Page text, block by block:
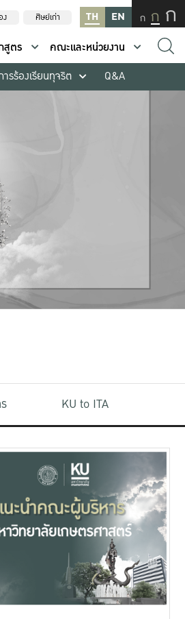
ง ศิษย์เก่า TH EN ก ก ก
สูตร
คณะและหน่วยงาน
ารร้องเรียนทุจริต Q&A
KU to ITA